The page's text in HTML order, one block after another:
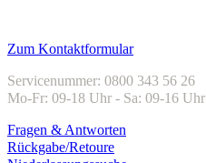
Zum Kontaktformular
Servicenummer: 0800 343 56 26
Mo-Fr: 09-18 Uhr - Sa: 09-16 Uhr
Fragen & Antworten
Rückgabe/Retoure